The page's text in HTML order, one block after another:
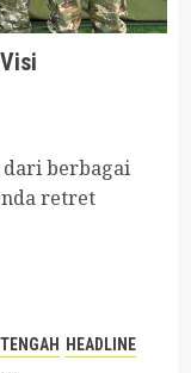
dari berbagai
retret
HEADLINE